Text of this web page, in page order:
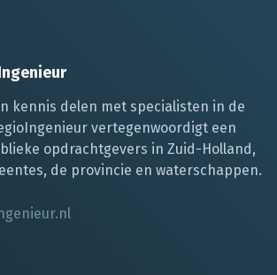
kennis delen met specialisten in de
vertegenwoordigt een
opdrachtgevers in Zuid-Holland,
de provincie en waterschappen.